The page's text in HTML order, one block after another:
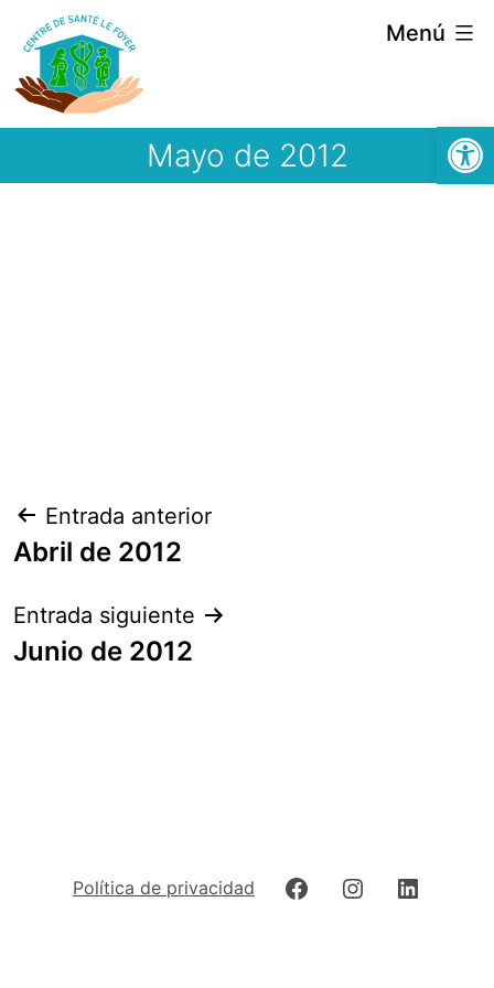
Abrir
Saltar
contenido
Menú
Mayo de 2012
Navegación
de
Entrada anterior
Abril de 2012
Entrada siguiente
Junio de 2012
Política de privacidad FacebookInstagram